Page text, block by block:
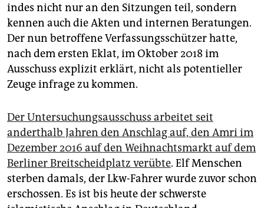
indes nicht nur an den Sitzungen teil, sondern
kennen auch die Akten und internen Beratungen.
Der nun betroffene Verfassungsschützer hatte,
nach dem ersten Eklat, im Oktober 2018 im
Ausschuss explizit erklärt, nicht als potentieller
Zeuge infrage zu kommen.
Der Untersuchungsausschuss arbeitet seit
anderthalb Jahren den Anschlag auf, den Amri im
Dezember 2016 auf den Weihnachtsmarkt auf dem
Berliner Breitscheidplatz verübte. Elf Menschen
sterben damals, der Lkw-Fahrer wurde zuvor schon
erschossen. Es ist bis heute der schwerste